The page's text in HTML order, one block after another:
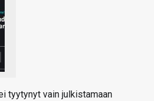
tyytynyt vain julkistamaan